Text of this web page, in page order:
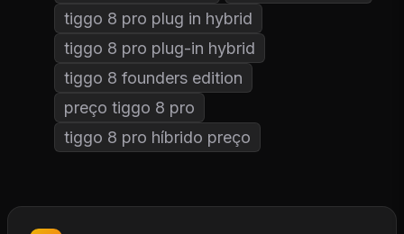
tiggo 8 pro plug in hybrid
tiggo 8 pro plug-in hybrid
tiggo 8 founders edition
preço tiggo 8 pro
tiggo 8 pro híbrido preço